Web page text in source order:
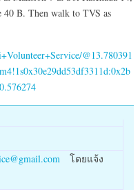
40 B. Then walk to TVS as
@13.780391
โดยแจ้ง